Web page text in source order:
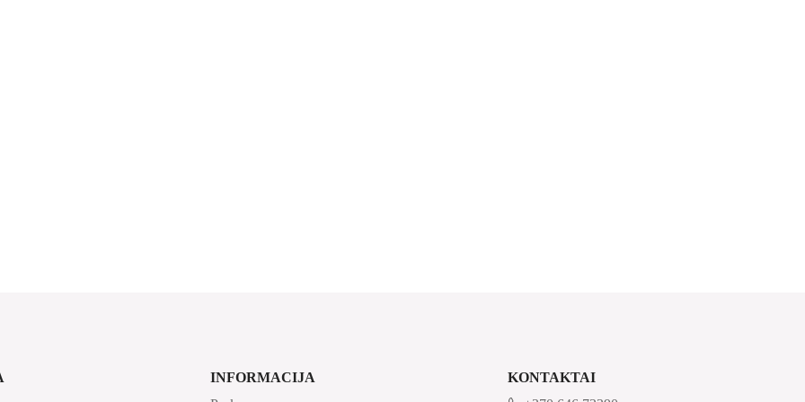
INFORMACIJA
KONTAKTAI